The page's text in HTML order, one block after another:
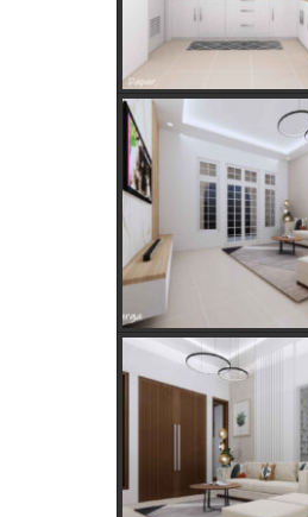
Golongan Tarif Listrik PLN dan
Listrik di Rumah
Kebutuhan Listrik anda Besar
PLN 3 Phase!
Kebutuhan Listrik yang Tepat
Kantor, dan Industri